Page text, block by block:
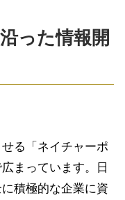
った情報開
る「ネイチャーポ
まっています。日
積極的な企業に資